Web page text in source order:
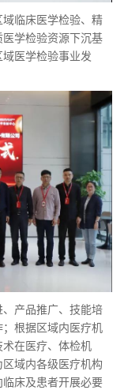
临床医学检验、精
学检验资源下沉基
医学检验事业发
产品推广、技能培
根据区域内医疗机
在医疗、体检机
域内各级医疗机构
床及患者开展必要